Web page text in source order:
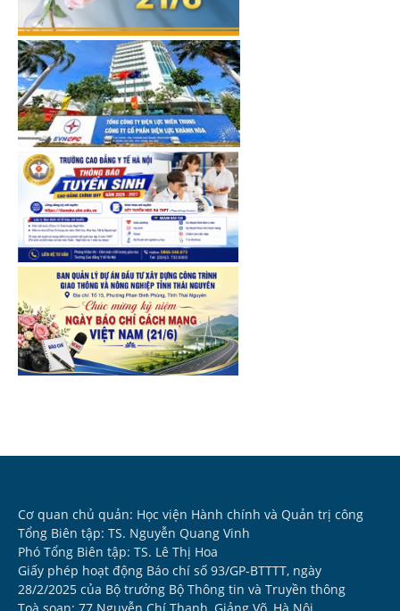
Cơ quan chủ quản: Học viện Hành chính và Quản trị công
Tổng Biên tập: TS. Nguyễn Quang Vinh
Phó Tổng Biên tập: TS. Lê Thị Hoa
Giấy phép hoạt động Báo chí số 93/GP-BTTTT, ngày
28/2/2025 của Bộ trưởng Bộ Thông tin và Truyền thông